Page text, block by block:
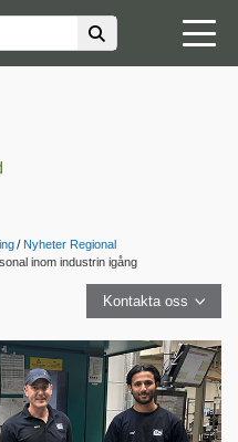
Nyheter Regional
inom industrin igång
Kontakta oss